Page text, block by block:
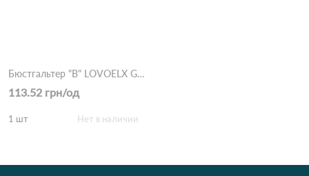
Бюстгальтер "B" LOVOELX G505 7,1 Чорний
113.52 грн/од
1 шт Нет в наличии